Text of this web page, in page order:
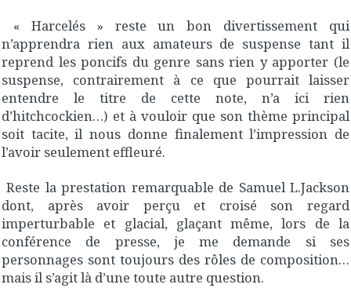
« Harcelés » reste un bon divertissement qui
n’apprendra rien aux amateurs de suspense tant il
reprend les poncifs du genre sans rien y apporter (le
suspense, contrairement à ce que pourrait laisser
entendre le titre de cette note, n’a ici rien
d’hitchcockien…) et à vouloir que son thème principal
soit tacite, il nous donne finalement l’impression de
l’avoir seulement effleuré.
Reste la prestation remarquable de Samuel L.Jackson
dont, après avoir perçu et croisé son regard
imperturbable et glacial, glaçant même, lors de la
conférence de presse, je me demande si ses
personnages sont toujours des rôles de composition…
mais il s’agit là d’une toute autre question.